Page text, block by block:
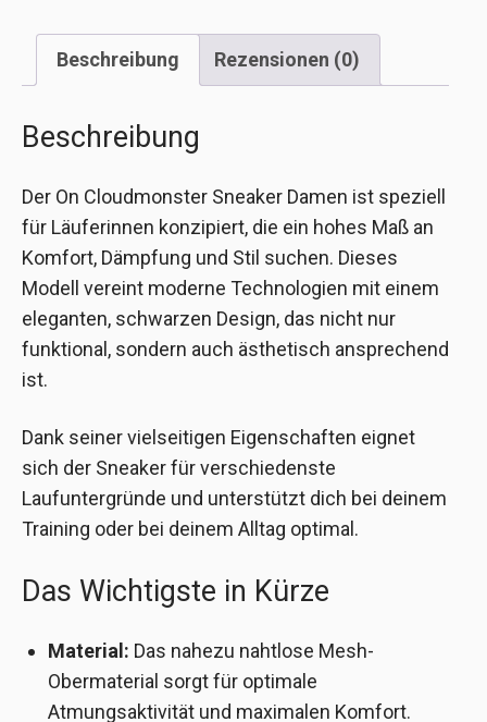
Beschreibung Rezensionen (0)
Beschreibung
Der On Cloudmonster Sneaker Damen ist speziell
für Läuferinnen konzipiert, die ein hohes Maß an
Komfort, Dämpfung und Stil suchen. Dieses
Modell vereint moderne Technologien mit einem
eleganten, schwarzen Design, das nicht nur
funktional, sondern auch ästhetisch ansprechend
ist.
Dank seiner vielseitigen Eigenschaften eignet
sich der Sneaker für verschiedenste
Laufuntergründe und unterstützt dich bei deinem
Training oder bei deinem Alltag optimal.
Das Wichtigste in Kürze
Material: Das nahezu nahtlose Mesh-
Obermaterial sorgt für optimale
Atmungsaktivität und maximalen Komfort.